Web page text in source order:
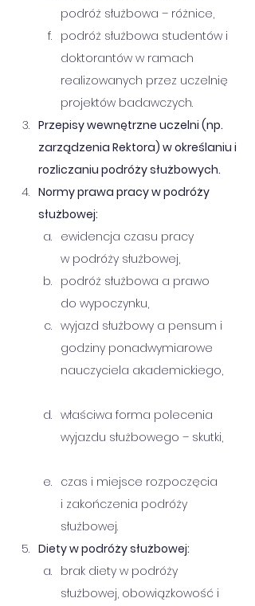
podróż służbowa – różnice,
podróż służbowa studentów i
doktorantów w ramach
realizowanych przez uczelnię
projektów badawczych.
Przepisy wewnętrzne uczelni (np.
zarządzenia Rektora) w określaniu i
rozliczaniu podróży służbowych.
Normy prawa pracy w podróży
służbowej:
ewidencja czasu pracy
w podróży służbowej,
podróż służbowa a prawo
do wypoczynku,
wyjazd służbowy a pensum i
godziny ponadwymiarowe
nauczyciela akademickiego,
właściwa forma polecenia
wyjazdu służbowego – skutki,
czas i miejsce rozpoczęcia
i zakończenia podróży
służbowej.
Diety w podróży służbowej:
brak diety w podróży
służbowej, obowiązkowość i